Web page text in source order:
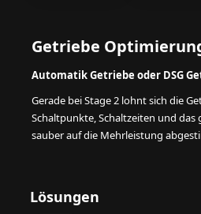
Getriebe
Automatik Getriebe oder DSG
Gerade bei Stage 2 lohnt sich die
Schaltpunkte, Schaltzeiten und das
sauber auf die Mehrleistung
Lösungen